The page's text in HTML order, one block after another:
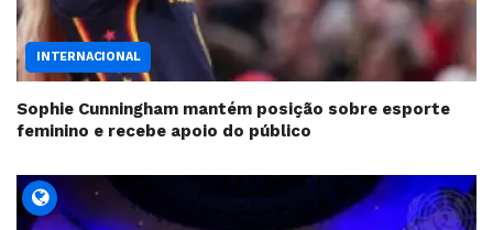
INTERNACIONAL
Sophie Cunningham mantém posição sobre esporte
feminino e recebe apoio do público